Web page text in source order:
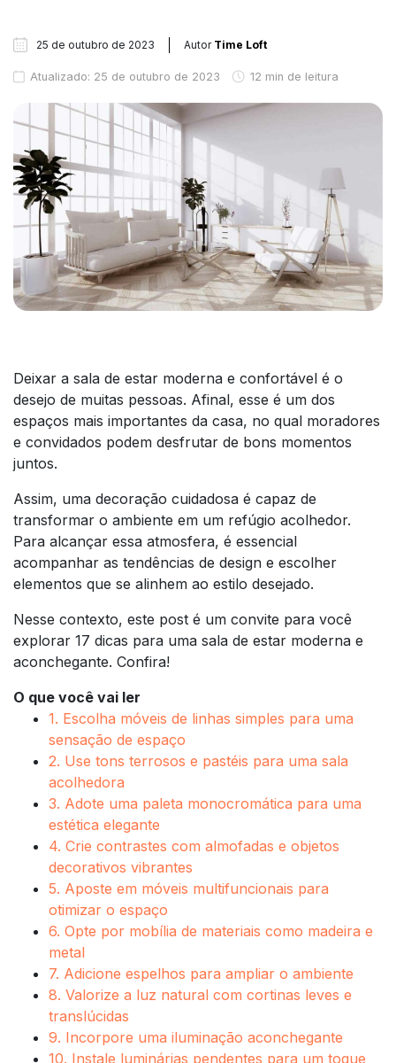
25 de outubro de 2023 Autor Time Loft
Atualizado: 25 de outubro de 2023 12 min de leitura
Deixar a sala de estar moderna e confortável é o
desejo de muitas pessoas. Afinal, esse é um dos
espaços mais importantes da casa, no qual moradores
e convidados podem desfrutar de bons momentos
juntos.
Assim, uma decoração cuidadosa é capaz de
transformar o ambiente em um refúgio acolhedor.
Para alcançar essa atmosfera, é essencial
acompanhar as tendências de design e escolher
elementos que se alinhem ao estilo desejado.
Nesse contexto, este post é um convite para você
explorar 17 dicas para uma sala de estar moderna e
aconchegante. Confira!
O que você vai ler
1. Escolha móveis de linhas simples para uma
sensação de espaço
2. Use tons terrosos e pastéis para uma sala
acolhedora
3. Adote uma paleta monocromática para uma
estética elegante
4. Crie contrastes com almofadas e objetos
decorativos vibrantes
5. Aposte em móveis multifuncionais para
otimizar o espaço
6. Opte por mobília de materiais como madeira e
metal
7. Adicione espelhos para ampliar o ambiente
8. Valorize a luz natural com cortinas leves e
translúcidas
9. Incorpore uma iluminação aconchegante
10. Instale luminárias pendentes para um toque